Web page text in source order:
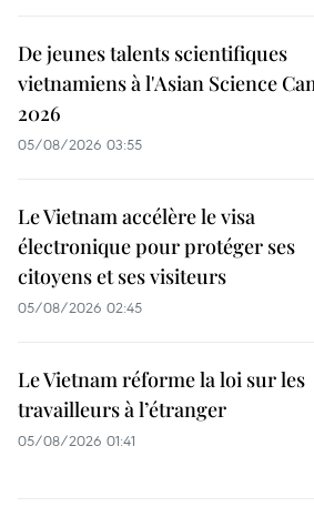
De jeunes talents scientifiques
vietnamiens à l'Asian Science
2026
05/08/2026 03:55
Le Vietnam accélère le visa
électronique pour protéger ses
citoyens et ses visiteurs
05/08/2026 02:45
Le Vietnam réforme la loi sur les
travailleurs à l’étranger
05/08/2026 01:41